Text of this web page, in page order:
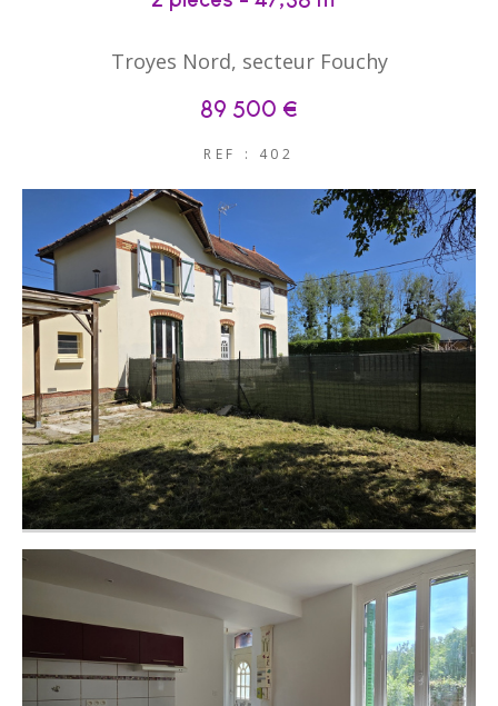
Troyes Nord, secteur Fouchy
89 500 €
REF : 402